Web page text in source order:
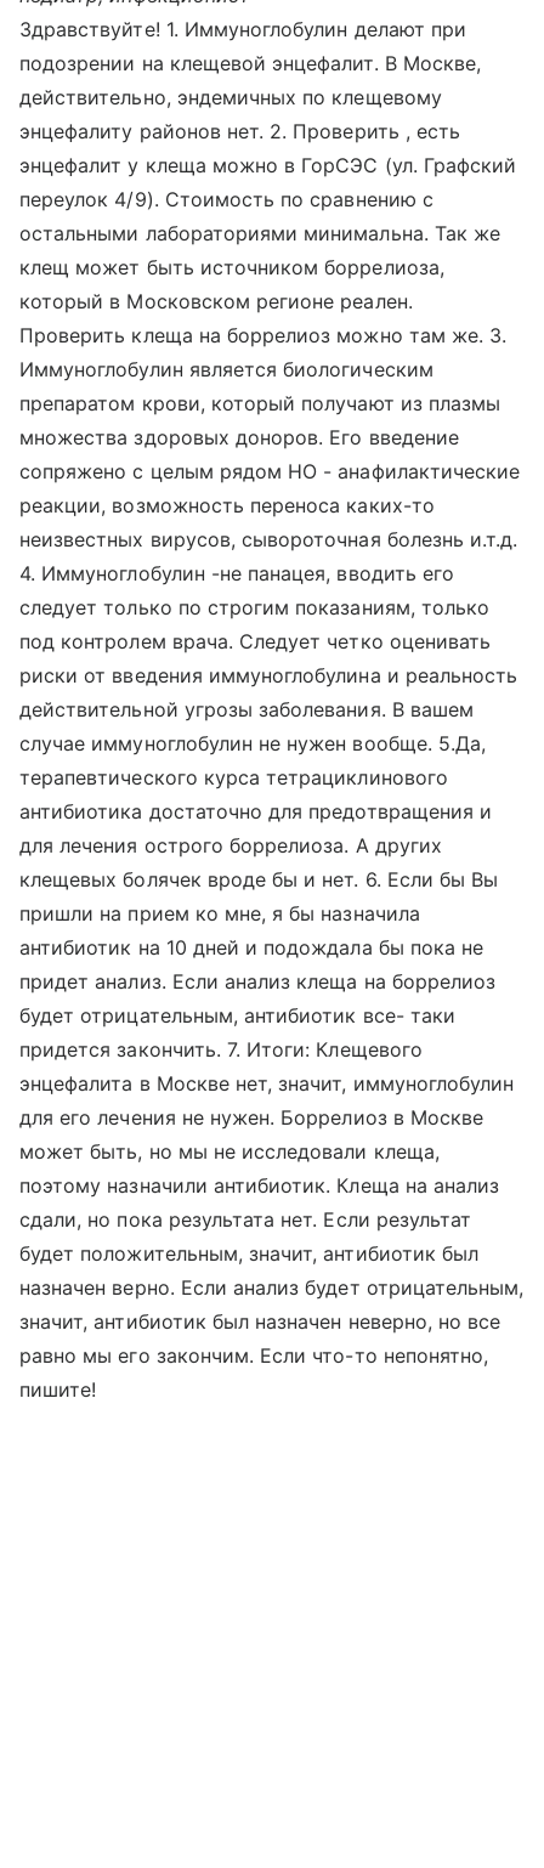
Здравствуйте! 1. Иммуноглобулин делают при
подозрении на клещевой энцефалит. В Москве,
действительно, эндемичных по клещевому
энцефалиту районов нет. 2. Проверить , есть
энцефалит у клеща можно в ГорСЭС (ул. Графский
переулок 4/9). Стоимость по сравнению с
остальными лабораториями минимальна. Так же
клещ может быть источником боррелиоза,
который в Московском регионе реален.
Проверить клеща на боррелиоз можно там же. 3.
Иммуноглобулин является биологическим
препаратом крови, который получают из плазмы
множества здоровых доноров. Его введение
сопряжено с целым рядом НО - анафилактические
реакции, возможность переноса каких-то
неизвестных вирусов, сывороточная болезнь и.т.д.
4. Иммуноглобулин -не панацея, вводить его
следует только по строгим показаниям, только
под контролем врача. Следует четко оценивать
риски от введения иммуноглобулина и реальность
действительной угрозы заболевания. В вашем
случае иммуноглобулин не нужен вообще. 5.Да,
терапевтического курса тетрациклинового
антибиотика достаточно для предотвращения и
для лечения острого боррелиоза. А других
клещевых болячек вроде бы и нет. 6. Если бы Вы
пришли на прием ко мне, я бы назначила
антибиотик на 10 дней и подождала бы пока не
придет анализ. Если анализ клеща на боррелиоз
будет отрицательным, антибиотик все- таки
придется закончить. 7. Итоги: Клещевого
энцефалита в Москве нет, значит, иммуноглобулин
для его лечения не нужен. Боррелиоз в Москве
может быть, но мы не исследовали клеща,
поэтому назначили антибиотик. Клеща на анализ
сдали, но пока результата нет. Если результат
будет положительным, значит, антибиотик был
назначен верно. Если анализ будет отрицательным,
значит, антибиотик был назначен неверно, но все
равно мы его закончим. Если что-то непонятно,
пишите!